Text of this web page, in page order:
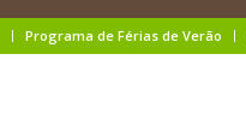
Programa de Férias de Verão